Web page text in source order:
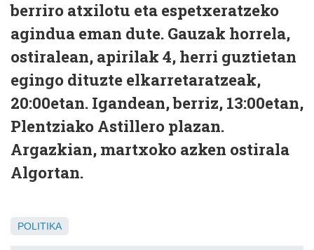
berriro atxilotu eta espetxeratzeko
agindua eman dute. Gauzak horrela,
ostiralean, apirilak 4, herri guztietan
egingo dituzte elkarretaratzeak,
20:00etan. Igandean, berriz, 13:00etan,
Plentziako Astillero plazan.
Argazkian, martxoko azken ostirala
Algortan.
POLITIKA